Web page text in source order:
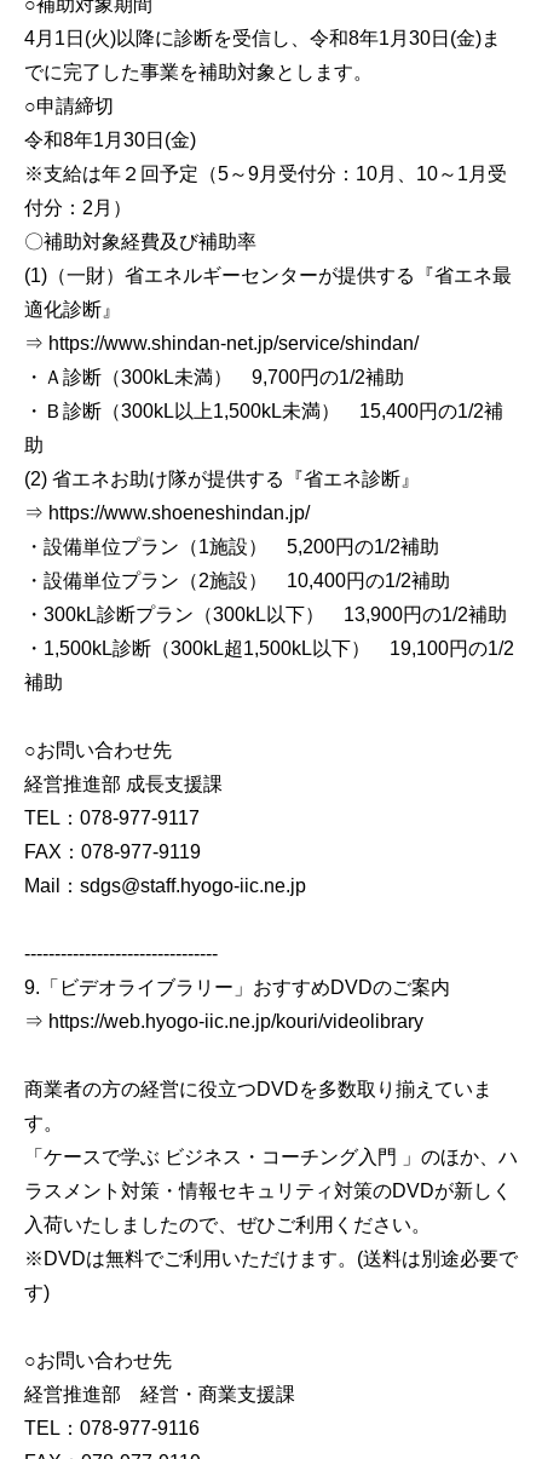
○補助対象期間
4月1日(火)以降に診断を受信し、令和8年1月30日(金)ま
でに完了した事業を補助対象とします。
○申請締切
令和8年1月30日(金)
※支給は年２回予定（5～9月受付分：10月、10～1月受
付分：2月）
〇補助対象経費及び補助率
(1)（一財）省エネルギーセンターが提供する『省エネ最
適化診断』
⇒ https://www.shindan-net.jp/service/shindan/
・Ａ診断（300kL未満） 9,700円の1/2補助
・Ｂ診断（300kL以上1,500kL未満） 15,400円の1/2補
助
(2) 省エネお助け隊が提供する『省エネ診断』
⇒ https://www.shoeneshindan.jp/
・設備単位プラン（1施設） 5,200円の1/2補助
・設備単位プラン（2施設） 10,400円の1/2補助
・300kL診断プラン（300kL以下） 13,900円の1/2補助
・1,500kL診断（300kL超1,500kL以下） 19,100円の1/2
補助
○お問い合わせ先
経営推進部 成長支援課
TEL：078-977-9117
FAX：078-977-9119
Mail：sdgs@staff.hyogo-iic.ne.jp
--------------------------------
9.「ビデオライブラリー」おすすめDVDのご案内
⇒ https://web.hyogo-iic.ne.jp/kouri/videolibrary
商業者の方の経営に役立つDVDを多数取り揃えていま
す。
「ケースで学ぶ ビジネス・コーチング入門 」のほか、ハ
ラスメント対策・情報セキュリティ対策のDVDが新しく
入荷いたしましたので、ぜひご利用ください。
※DVDは無料でご利用いただけます。(送料は別途必要で
す)
○お問い合わせ先
経営推進部 経営・商業支援課
TEL：078-977-9116